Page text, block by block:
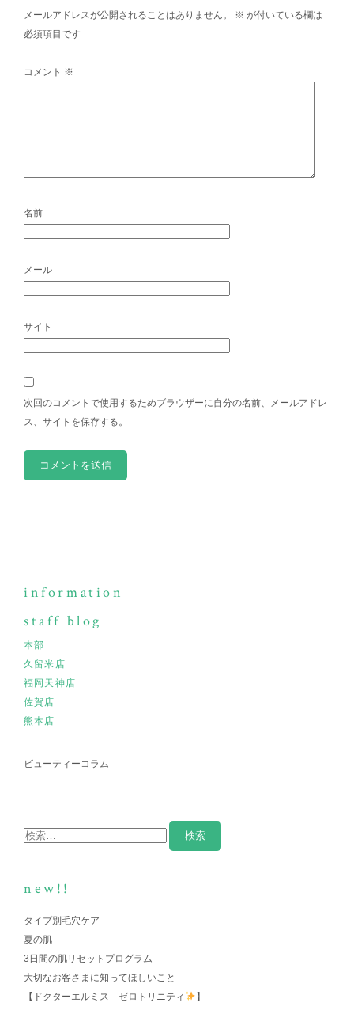
メールアドレスが公開されることはありません。 ※ が付いている欄は
必須項目です
コメント ※
名前
メール
サイト
次回のコメントで使用するためブラウザーに自分の名前、メールアドレ
ス、サイトを保存する。
information
staff blog
本部
久留米店
福岡天神店
佐賀店
熊本店
ビューティーコラム
new!!
タイプ別毛穴ケア
夏の肌
3日間の肌リセットプログラム
大切なお客さまに知ってほしいこと
【ドクターエルミス ゼロトリニティ
】